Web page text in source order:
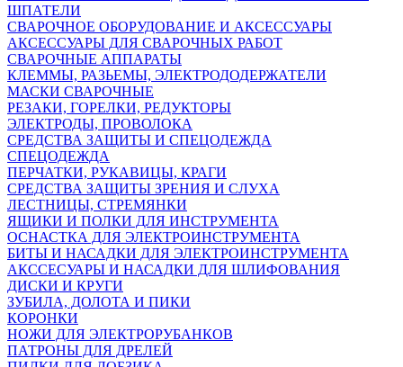
ШПАТЕЛИ
СВАРОЧНОЕ ОБОРУДОВАНИЕ И АКСЕССУАРЫ
АКСЕССУАРЫ ДЛЯ СВАРОЧНЫХ РАБОТ
СВАРОЧНЫЕ АППАРАТЫ
КЛЕММЫ, РАЗЬЕМЫ, ЭЛЕКТРОДОДЕРЖАТЕЛИ
МАСКИ СВАРОЧНЫЕ
РЕЗАКИ, ГОРЕЛКИ, РЕДУКТОРЫ
ЭЛЕКТРОДЫ, ПРОВОЛОКА
СРЕДСТВА ЗАЩИТЫ И СПЕЦОДЕЖДА
СПЕЦОДЕЖДА
ПЕРЧАТКИ, РУКАВИЦЫ, КРАГИ
СРЕДСТВА ЗАЩИТЫ ЗРЕНИЯ И СЛУХА
ЛЕСТНИЦЫ, СТРЕМЯНКИ
ЯЩИКИ И ПОЛКИ ДЛЯ ИНСТРУМЕНТА
ОСНАСТКА ДЛЯ ЭЛЕКТРОИНСТРУМЕНТА
БИТЫ И НАСАДКИ ДЛЯ ЭЛЕКТРОИНСТРУМЕНТА
АКССЕСУАРЫ И НАСАДКИ ДЛЯ ШЛИФОВАНИЯ
ДИСКИ И КРУГИ
ЗУБИЛА, ДОЛОТА И ПИКИ
КОРОНКИ
НОЖИ ДЛЯ ЭЛЕКТРОРУБАНКОВ
ПАТРОНЫ ДЛЯ ДРЕЛЕЙ